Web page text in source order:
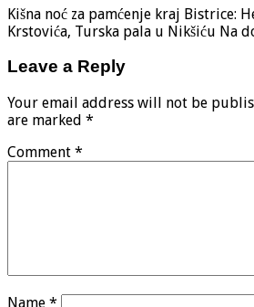
Kišna noć za pamćenje kraj Bistrice:
Krstovića, Turska pala u Nikšiću Na
Leave a Reply
Your email address will not be
are marked *
Comment *
Name *